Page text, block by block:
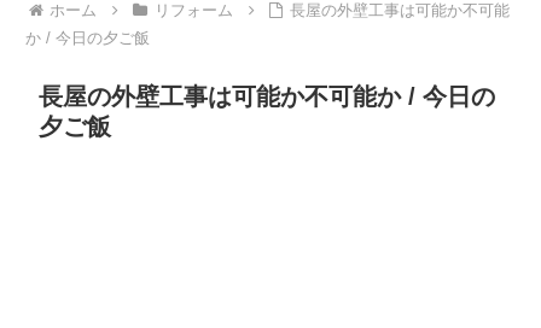
ホーム リフォーム
長屋の外壁工事は可能か不可能
か / 今日の夕ご飯
長屋の外壁工事は可能か不可能か / 今日の
夕ご飯